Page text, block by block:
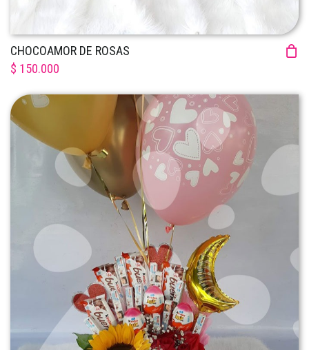
CHOCOAMOR DE ROSAS
$ 150.000